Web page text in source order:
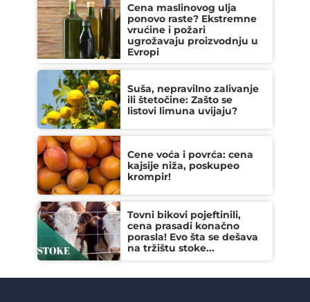
Cena maslinovog ulja
ponovo raste? Ekstremne
vrućine i požari
ugrožavaju proizvodnju u
Evropi
Suša, nepravilno zalivanje
ili štetočine: Zašto se
listovi limuna uvijaju?
Cene voća i povrća: cena
kajsije niža, poskupeo
krompir!
Tovni bikovi pojeftinili,
cena prasadi konačno
porasla! Evo šta se dešava
na tržištu stoke...